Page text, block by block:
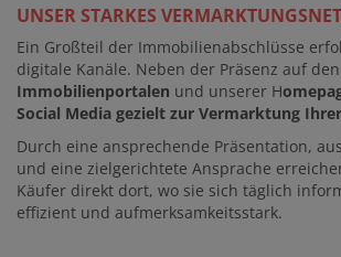
UNSER STARKES
Ein Großteil der Immobilienabschlüsse
digitale Kanäle. Neben der Präsenz auf den
Immobilienportalen und unserer H
Social Media gezielt zur Vermarktung
Durch eine ansprechende Präsentation,
und eine zielgerichtete Ansprache
Käufer direkt dort, wo sie sich täglich
effizient und aufmerksamkeitsstark.